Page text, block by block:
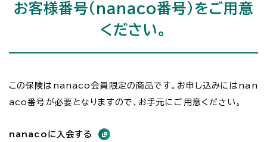
お客様番号（nanaco番号）をご用意
ください。
この保険はnanaco会員限定の商品です。お申し込みにはnan
aco番号が必要となりますので、お手元にご用意ください。
nanacoに入会する